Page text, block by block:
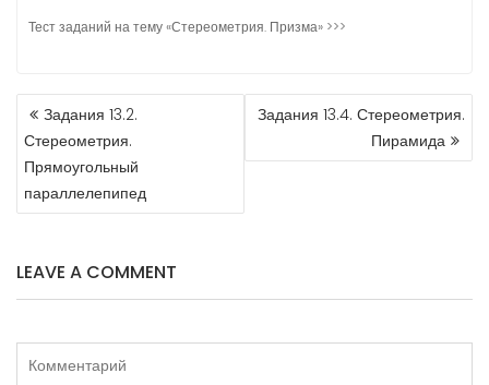
Тест заданий на тему «Стереометрия. Призма» >>>
НАВИГАЦИЯ
ПО
ЗАПИСЯМ
Задания 13.2.
Стереометрия.
Прямоугольный
параллелепипед
Задания 13.4. Стереометрия.
Пирамида
LEAVE A COMMENT